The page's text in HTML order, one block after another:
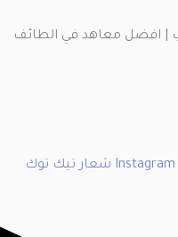
Instagram شعار تيك توك